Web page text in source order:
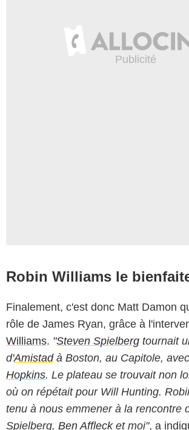
Robin Williams le
Finalement, c'est donc Matt Damon
rôle de James Ryan, grâce à
Williams. "Steven Spielberg tournait
d'Amistadà Boston, au Capitole, avec
Hopkins. Le plateau se trouvait non
où on répétait pour Will Hunting.
tenu à nous emmener à la rencontre
Spielberg, Ben Afflecket moi", a
Paramount